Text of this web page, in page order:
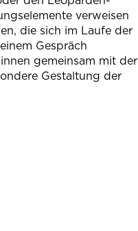
verweisen
die sich im Laufe der
Gespräch
gemeinsam mit der
Gestaltung der